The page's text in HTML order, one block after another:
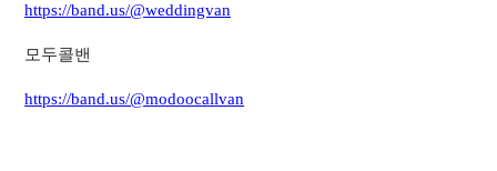
https://band.us/@weddingvan
모두콜밴
https://band.us/@modoocallvan